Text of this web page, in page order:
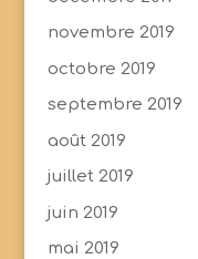
novembre 2019
octobre 2019
septembre 2019
août 2019
juillet 2019
juin 2019
mai 2019